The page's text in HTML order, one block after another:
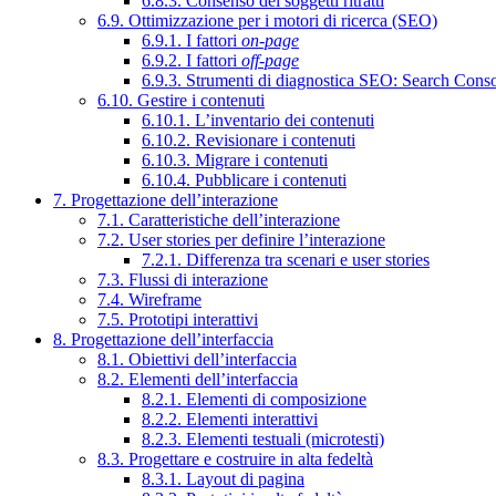
6.9. Ottimizzazione per i motori di ricerca (SEO)
6.9.1. I fattori on-page
6.9.2. I fattori off-page
6.9.3. Strumenti di diagnostica SEO: Search
6.10. Gestire i contenuti
6.10.1. L’inventario dei contenuti
6.10.2. Revisionare i contenuti
6.10.3. Migrare i contenuti
6.10.4. Pubblicare i contenuti
7. Progettazione dell’interazione
7.1. Caratteristiche dell’interazione
7.2. User stories per definire l’interazione
7.2.1. Differenza tra scenari e user stories
7.3. Flussi di interazione
7.4. Wireframe
7.5. Prototipi interattivi
8. Progettazione dell’interfaccia
8.1. Obiettivi dell’interfaccia
8.2. Elementi dell’interfaccia
8.2.1. Elementi di composizione
8.2.2. Elementi interattivi
8.2.3. Elementi testuali (microtesti)
8.3. Progettare e costruire in alta fedeltà
8.3.1. Layout di pagina